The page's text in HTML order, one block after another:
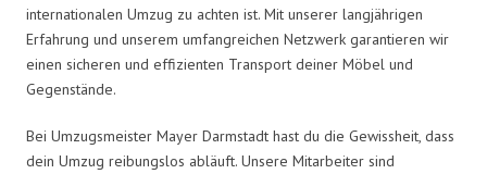
internationalen Umzug zu achten ist. Mit unserer langjährigen
Erfahrung und unserem umfangreichen Netzwerk garantieren wir
einen sicheren und effizienten Transport deiner Möbel und
Gegenstände.
Bei Umzugsmeister Mayer Darmstadt hast du die Gewissheit, dass
dein Umzug reibungslos abläuft. Unsere Mitarbeiter sind